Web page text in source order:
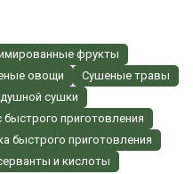
фрукты
овощи
Сушеные травы
сушки
быстрого приготовления
быстрого приготовления
и кислоты